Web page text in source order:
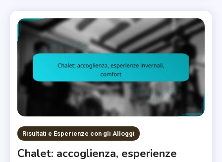
Risultati e Esperienze con gli Alloggi
Chalet: accoglienza, esperienze